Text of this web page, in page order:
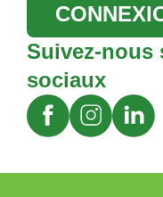
Suivez-nous
sociaux